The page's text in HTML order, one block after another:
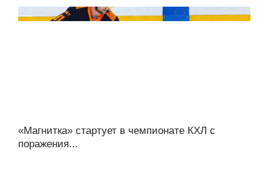
«Магнитка» стартует в чемпионате КХЛ с
поражения...